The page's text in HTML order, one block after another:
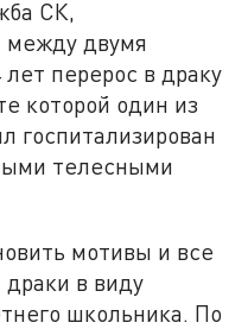
СК,
между двумя
перерос в драку
которой один из
госпитализирован
телесными
мотивы и все
в виду
школьника. По